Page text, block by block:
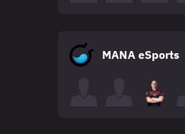
MANA eSports